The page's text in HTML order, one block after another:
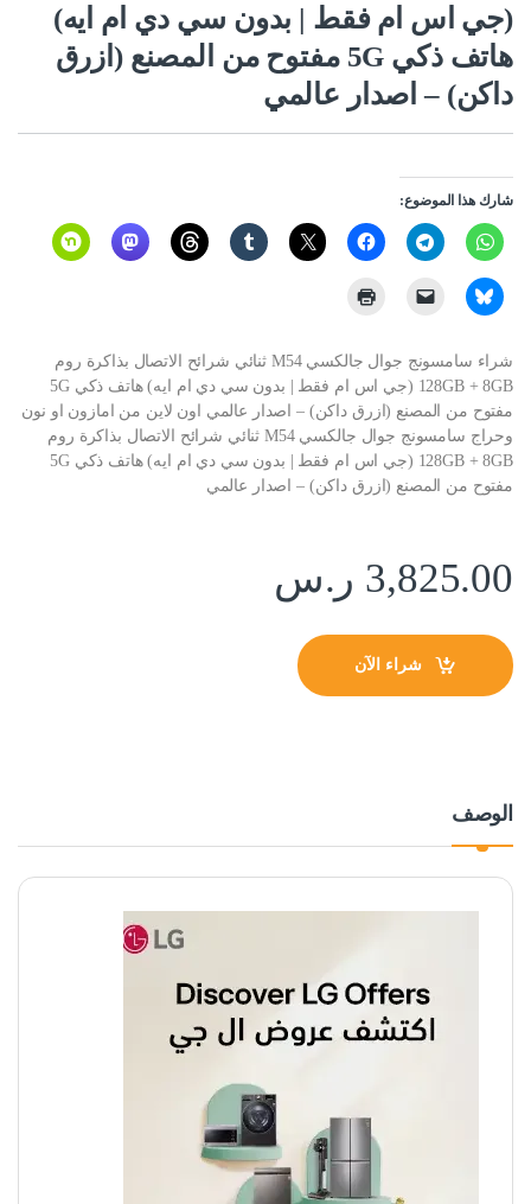
(جي اس ام فقط | بدون سي دي ام ايه)
هاتف ذكي 5G مفتوح من المصنع (ازرق
داكن) – اصدار عالمي
شارك هذا الموضوع:
شراء سامسونج جوال جالكسي M54 ثنائي شرائح الاتصال بذاكرة روم
128GB + 8GB (جي اس ام فقط | بدون سي دي ام ايه) هاتف ذكي 5G
مفتوح من المصنع (ازرق داكن) – اصدار عالمي اون لاين من امازون او نون
وحراج سامسونج جوال جالكسي M54 ثنائي شرائح الاتصال بذاكرة روم
128GB + 8GB (جي اس ام فقط | بدون سي دي ام ايه) هاتف ذكي 5G
مفتوح من المصنع (ازرق داكن) – اصدار عالمي
3,825.00 ر.س
شراء الآن
الوصف